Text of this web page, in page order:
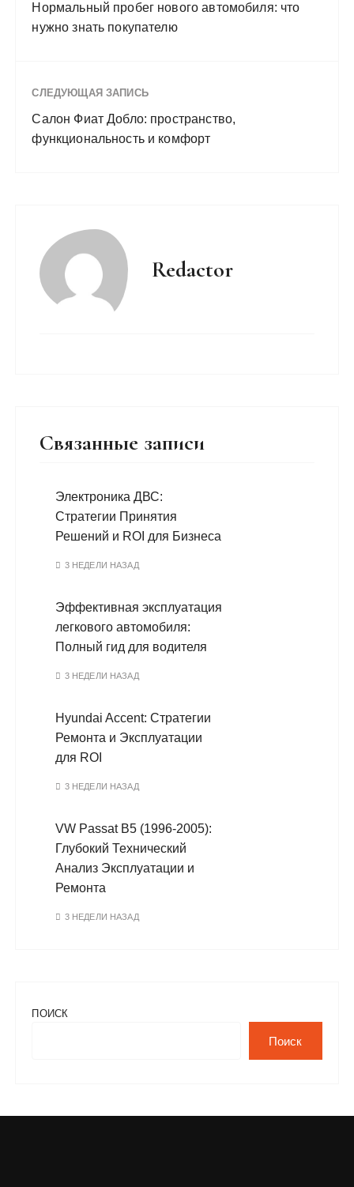
Нормальный пробег нового автомобиля: что
нужно знать покупателю
СЛЕДУЮЩАЯ ЗАПИСЬ
Салон Фиат Добло: пространство,
функциональность и комфорт
Redactor
Связанные записи
Электроника ДВС:
Стратегии Принятия
Решений и ROI для Бизнеса
3 НЕДЕЛИ НАЗАД
Эффективная эксплуатация
легкового автомобиля:
Полный гид для водителя
3 НЕДЕЛИ НАЗАД
Hyundai Accent: Стратегии
Ремонта и Эксплуатации
для ROI
3 НЕДЕЛИ НАЗАД
VW Passat B5 (1996-2005):
Глубокий Технический
Анализ Эксплуатации и
Ремонта
3 НЕДЕЛИ НАЗАД
ПОИСК
Поиск